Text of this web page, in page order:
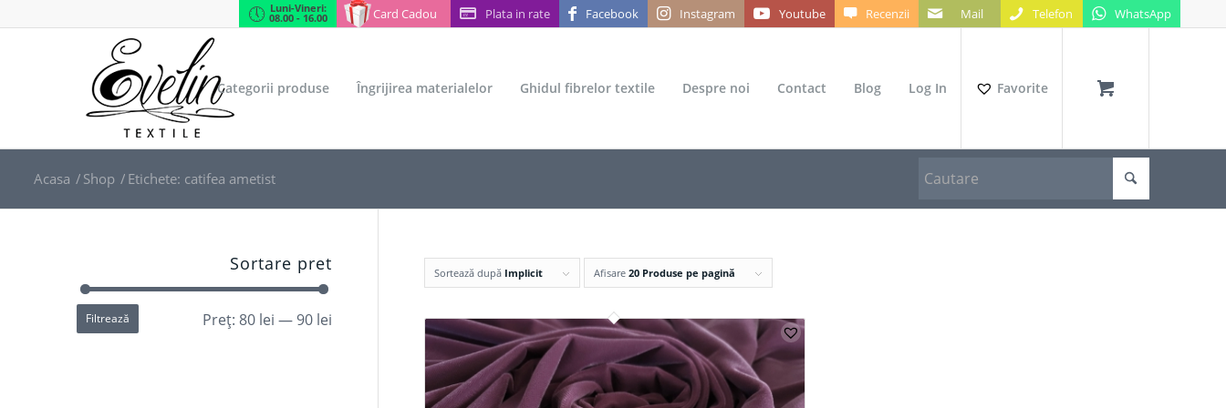
Card Cadou Plata in rate Facebook Instagram Youtube Recenzii Mail Telefon WhatsApp
Luni-Vineri:
08.00 - 16.00
Categorii produse Îngrijirea materialelor Ghidul fibrelor textile Despre noi Contact Blog Log In Favorite
Acasa / Shop / Etichete: catifea ametist
Sortează după Implicit Afisare 20 Produse pe pagină
Sortare pret
Filtrează Preț: 80 lei — 90 lei